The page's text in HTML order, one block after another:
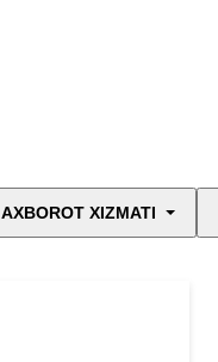
AXBOROT XIZMATI